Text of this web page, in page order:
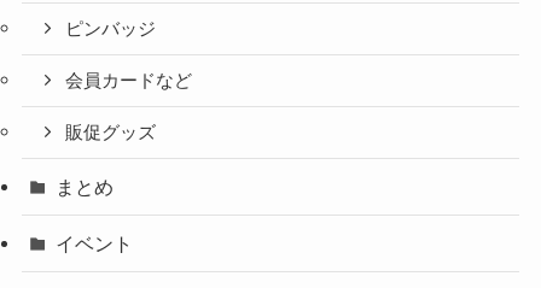
ピンバッジ
会員カードなど
販促グッズ
まとめ
イベント